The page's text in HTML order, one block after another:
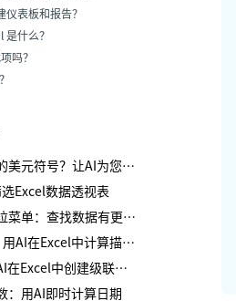
表板和报告？
什么？
吗？
厌倦Excel中令人困惑的美元符号？让AI为您处理混合引用
Excel数据透视表
停止手动更新Excel下拉菜单：查找数据有更智能的方法
告别数据分析工具库：用AI在Excel中计算描述性统计
告别INDIRECT：利用AI在Excel中创建级联下拉列表
：用AI即时计算日期